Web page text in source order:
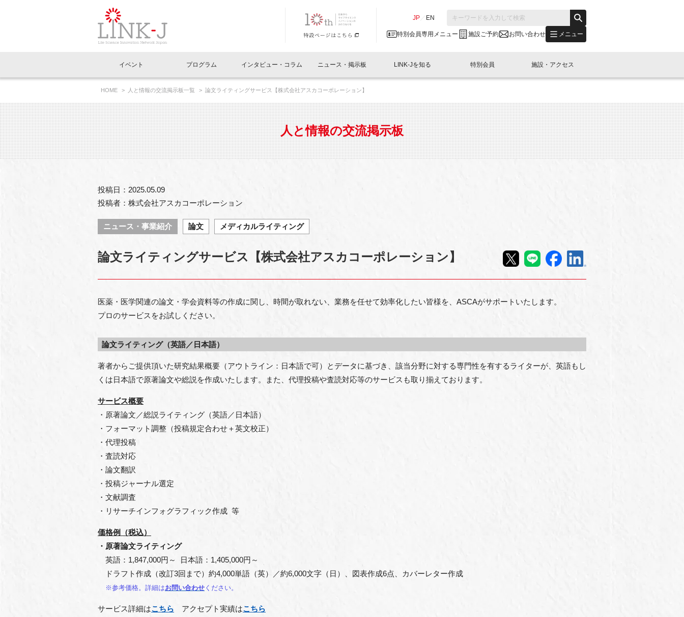
JP EN
特別会員専用メニュー 施設ご予約 お問い合わせ メニュー
イベントお知らせメール登録
閉じる
イベント
イベント一覧
LINK-J主催・共催 特別会員開催
LINK-J協賛・協力 出展・参加
イベントレポート一覧
LINK-J主催・共催 特別会員開催
LINK-J協賛・協力 出展・参加
プログラム
Out of Box相談室 What's "UNIKORN"？ What's "LINK-BioBAY TOKYO"？
インタビュー・コラム
インタビュー・コラム一覧
スペシャルインタビュー ベンチャーインタビュー 会報誌 (News Letter)
連載コラム サポーターコラム 日本橋コラム
ニュース・掲示板
ニュース一覧
トピック プレスリリース
メディア情報 海外関連
協賛・協力
人と情報の交流掲示板一覧
会員プレスリリース ニュース・事業紹介
募集 イベント
LINK-Jを知る
理事長挨拶 Why in Nihonbashi What’s LINK-J WEST
国内外連携 サポーター紹介 事業内容
組織概要 パンフレット GTB日本橋エリアについて
特別会員
特別会員一覧 特別会員について 入会申し込み
専用メニューはこちら
施設・アクセス
ラウンジ・会議室 オフィス・ラボ 施設ご予約
アクセス
HOME 人と情報の交流掲示板一覧 論文ライティングサービス【株式会社アスカコーポレーション】
人と情報の交流掲示板
投稿日：2025.05.09
投稿者：株式会社アスカコーポレーション
ニュース・事業紹介 論文 メディカルライティング
論文ライティングサービス【株式会社アスカコーポレーション】
医薬・医学関連の論文・学会資料等の作成に関し、時間が取れない、業務を任せて効率化したい皆様を、ASCAがサポートいたします。
プロのサービスをお試しください。
論文ライティング（英語／日本語）
著者からご提供頂いた研究結果概要（アウトライン：日本語で可）とデータに基づき、該当分野に対する専門性を有するライターが、英語もし
くは日本語で原著論文や総説を作成いたします。また、代理投稿や査読対応等のサービスも取り揃えております。
サービス概要
・原著論文／総説ライティング（英語／日本語）
・フォーマット調整（投稿規定合わせ＋英文校正）
・代理投稿
・査読対応
・論文翻訳
・投稿ジャーナル選定
・文献調査
・リサーチインフォグラフィック作成 等
価格例（税込）
・原著論文ライティング
英語：1,847,000円～ 日本語：1,405,000円～
ドラフト作成（改訂3回まで）約4,000単語（英）／約6,000文字（日）、図表作成6点、カバーレター作成
※参考価格。詳細はお問い合わせ ください。
サービス詳細はこちら アクセプト実績はこちら